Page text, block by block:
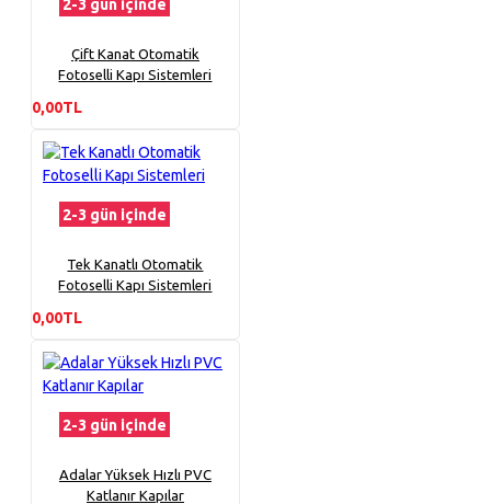
2-3 gün içinde
Çift Kanat Otomatik
Fotoselli Kapı Sistemleri
0,00TL
2-3 gün içinde
Tek Kanatlı Otomatik
Fotoselli Kapı Sistemleri
0,00TL
2-3 gün içinde
Adalar Yüksek Hızlı PVC
Katlanır Kapılar